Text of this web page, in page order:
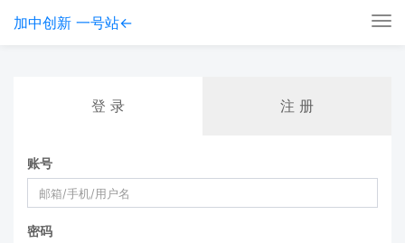
加中创新 一号站←
登 录 注 册
账号
密码